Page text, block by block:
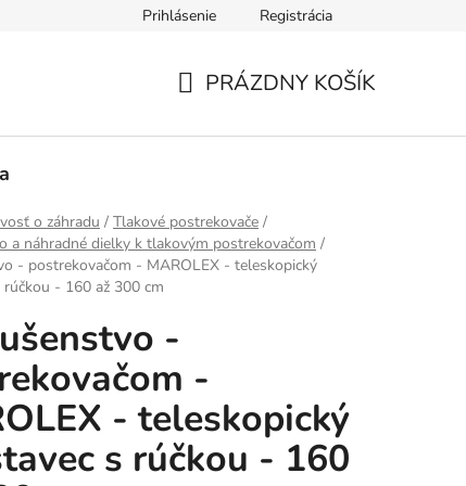
Prihlásenie Registrácia
PRÁZDNY KOŠÍK
o záhradu / Tlakové postrekovače /
a náhradné dielky k tlakovým postrekovačom /
- postrekovačom - MAROLEX - teleskopický
rúčkou - 160 až 300 cm
-
-
- teleskopický
s rúčkou - 160